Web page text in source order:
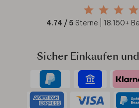
4.74 / 5 Sterne | 18.150+
Sicher Einkaufen